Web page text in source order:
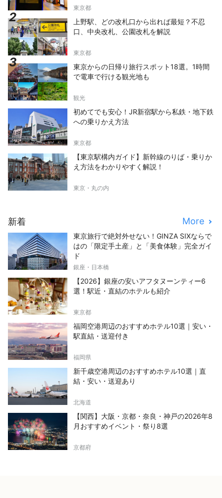
東京都
上野駅、どの改札口から出れば最短？不忍
口、中央改札、公園改札を解説
東京都
東京からの日帰り旅行スポット18選。1時間
で電車で行ける観光地も
観光
初めてでも安心！JR新宿駅から私鉄・地下鉄
への乗りかえ方法
東京都
【東京駅構内ガイド】新幹線のりば・乗りか
え方法をわかりやすく解説！
東京・丸の内
新着 More
東京旅行で絶対外せない！GINZA SIXならで
はの「限定手土産」と「美食体験」完全ガイ
ド
銀座・日本橋
【2026】銀座の安いアフタヌーンティー6
選！駅近・直結のホテルも紹介
東京都
福岡空港周辺のおすすめホテル10選｜安い・
駅直結・送迎付き
福岡県
新千歳空港周辺のおすすめホテル10選｜直
結・安い・送迎あり
北海道
【関西】大阪・京都・奈良・神戸の2026年8
月おすすめイベント・祭り8選
京都府